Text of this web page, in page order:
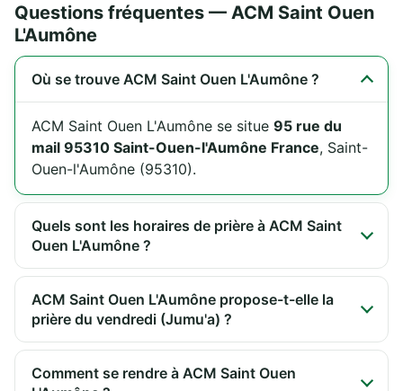
Questions fréquentes — ACM Saint Ouen
L'Aumône
Où se trouve ACM Saint Ouen L'Aumône ?
ACM Saint Ouen L'Aumône se situe 95 rue du
mail 95310 Saint-Ouen-l'Aumône France, Saint-
Ouen-l'Aumône (95310).
Quels sont les horaires de prière à ACM Saint
Ouen L'Aumône ?
ACM Saint Ouen L'Aumône propose-t-elle la
prière du vendredi (Jumu'a) ?
Comment se rendre à ACM Saint Ouen